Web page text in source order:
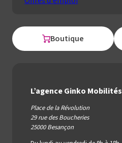
Boutique
L’agence Ginko Mobilités
Place de la Révolution
29 rue des Boucheries
25000 Besançon